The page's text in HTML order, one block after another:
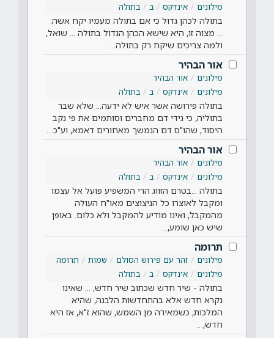
מילונים
אינדקס ב בתולה
בתולה לכהן גדול כי אם בתולה מעמיו יקח אשה:
... מצוה זו, היא שישא הכהן הגדול בתולה ... שואל,
ולמה צריכים שיקח רק בתולה…
אור הבהיר
מילונים
אור הבהיר
מילונים
אינדקס ב בתולה
בתולה פירושה אשר איש לא ידעה... שלא שבר
בתוליה, כי גידי דם מחברים וסותמים את פי נקב
היסוד, שהו"ס דם הנמשך מאחורים דאמא, וע"כ…
אור הבהיר
מילונים
אור הבהיר
מילונים
אינדקס ב בתולה
בתולה ...בטרם הזווג הרי המשפיע פועל אל עצמו
ומקבל לאוצרו כל הניצוצים מאו"ח העולה
מהמקבל, ואינו מודיע להמקבל ולא כלום. באופן
שיש כאן שומע,…
תרומה
מילונים זהר עם פירוש הסולם שמות
תרומה
מילונים
אינדקס ב בתולה
בתולה - שיר חדש שכתוב שיר חדש, ... שאינו
נקרא חדש אלא בהתחדשות הלבנה, שהיא
המלכות, כשמאירה מן השמש, שהוא ז"א, אז היא
חדש,…